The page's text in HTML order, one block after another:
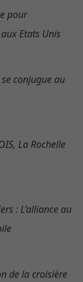
pour
Etats Unis
se conjugue au
La Rochelle
: L’alliance au
de la croisière